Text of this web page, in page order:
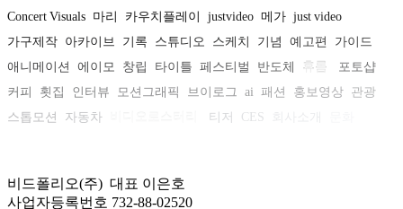
Concert Visuals 마리 카우치플레이 justvideo 메가 just video
가구제작 아카이브 기록 스튜디오 스케치 기념 예고편
가이드
애니메이션
에이모 창립 타이틀 페스티벌 반도체 휴롬
포토샵
커피
횟집 인터뷰 모션그래픽 브이로그 ai 패션 홍보영상 관광
스톱모션
자동차 티저 CES
비드폴리오(주) 대표 이은호
사업자등록번호 732-88-02520